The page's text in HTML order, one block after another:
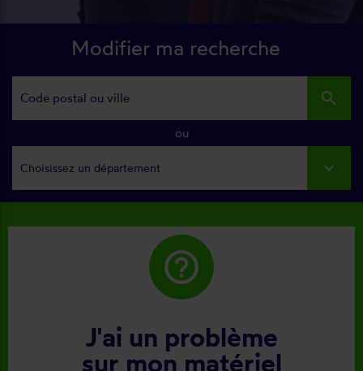
Modifier ma recherche
search
ou
Choisissez un département
help_outline
J'ai un problème
sur mon matériel